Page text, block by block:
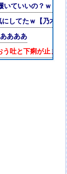
いていいの？ｗｗｗ
してたｗ【乃木坂
あああ
吐と下痢が止ま